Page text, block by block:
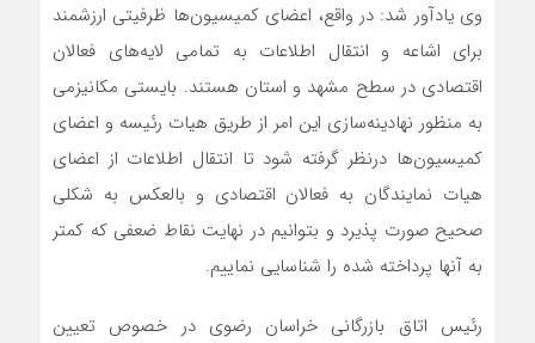
وی یادآور شد: در واقع، اعضای کمیسیون‌ها ظرفیتی ارزشمند
برای اشاعه و انتقال اطلاعات به تمامی لایه‌های فعالان
اقتصادی در سطح مشهد و استان هستند. بایستی مکانیزمی
به منظور نهادینه‌سازی این امر از طریق هیات رئیسه و اعضای
کمیسیون‌ها درنظر گرفته شود تا انتقال اطلاعات از اعضای
هیات نمایندگان به فعالان اقتصادی و بالعکس به شکلی
صحیح صورت پذیرد و بتوانیم در نهایت نقاط ضعفی که کمتر
به آنها پرداخته شده را شناسایی نماییم.
رئیس اتاق بازرگانی خراسان رضوی در خصوص تعیین